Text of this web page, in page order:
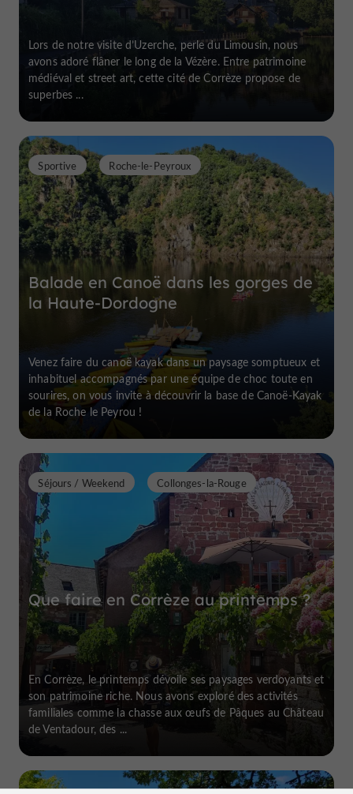
Lors de notre visite d’Uzerche, perle du Limousin, nous
avons adoré flâner le long de la Vézère. Entre patrimoine
médiéval et street art, cette cité de Corrèze propose de
superbes ...
Balade en Canoë dans les gorges de
la Haute-Dordogne
Sportive Roche-le-Peyroux
Venez faire du canoë kayak dans un paysage somptueux et
inhabituel accompagnés par une équipe de choc toute en
sourires, on vous invite à découvrir la base de Canoë-Kayak
de la Roche le Peyrou !
Que faire en Corrèze au printemps ?
Séjours / Weekend Collonges-la-Rouge
En Corrèze, le printemps dévoile ses paysages verdoyants et
son patrimoine riche. Nous avons exploré des activités
familiales comme la chasse aux œufs de Pâques au Château
de Ventadour, des ...